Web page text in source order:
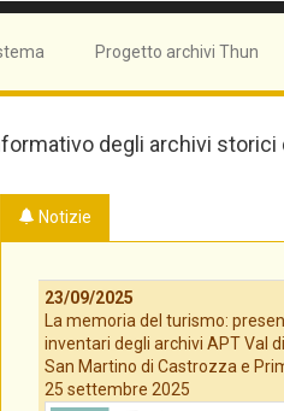
Progetto archivi Thun
degli archivi storici
Notizie
23/09/2025
La memoria del turismo:
inventari degli archivi APT Val
San Martino di Castrozza e
25 settembre 2025